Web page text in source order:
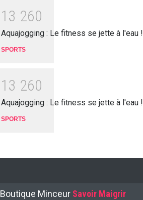
1 3 260
Aquajogging : Le fitness se jette à l'eau !
SPORTS
1 3 260
Aquajogging : Le fitness se jette à l'eau !
SPORTS
Boutique Minceur Savoir Maigrir